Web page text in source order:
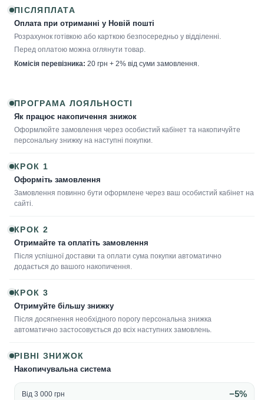
ПІСЛЯПЛАТА
Оплата при отриманні у Новій пошті
Розрахунок готівкою або карткою безпосередньо у відділенні.
Перед оплатою можна оглянути товар.
Комісія перевізника: 20 грн + 2% від суми замовлення.
ПРОГРАМА ЛОЯЛЬНОСТІ
Як працює накопичення знижок
Оформлюйте замовлення через особистий кабінет та накопичуйте
персональну знижку на наступні покупки.
КРОК 1
Оформіть замовлення
Замовлення повинно бути оформлене через ваш особистий кабінет на
сайті.
КРОК 2
Отримайте та оплатіть замовлення
Після успішної доставки та оплати сума покупки автоматично
додається до вашого накопичення.
КРОК 3
Отримуйте більшу знижку
Після досягнення необхідного порогу персональна знижка
автоматично застосовується до всіх наступних замовлень.
РІВНІ ЗНИЖОК
Накопичувальна система
Від 3 000 грн −5%